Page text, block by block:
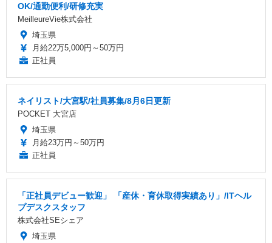
OK/通勤便利/研修充実
MeilleureVie株式会社
埼玉県
月給22万5,000円～50万円
正社員
ネイリスト/大宮駅/社員募集/8月6日更新
POCKET 大宮店
埼玉県
月給23万円～50万円
正社員
「正社員デビュー歓迎」 「産休・育休取得実績あり」/ITヘル
プデスクスタッフ
株式会社SEシェア
埼玉県